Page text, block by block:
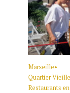
Marseille•
Quartier
Restaurants